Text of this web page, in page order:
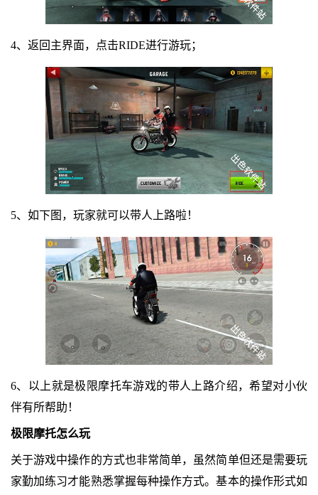
4、返回主界面，点击RIDE进行游玩；
5、如下图，玩家就可以带人上路啦！
6、以上就是极限摩托车游戏的带人上路介绍，希望对小伙
伴有所帮助！
极限摩托怎么玩
关于游戏中操作的方式也非常简单，虽然简单但还是需要玩
家勤加练习才能熟悉掌握每种操作方式。基本的操作形式如